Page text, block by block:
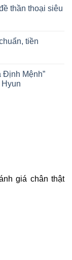
thần thoại siêu
tiền
Định Mệnh”
giá chân thật